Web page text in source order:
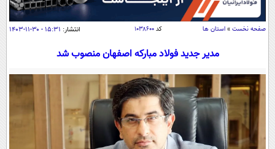
اقتصاد
اقتصادی
خودرو
جامعه
اجتماعی
حوادث
سلامت
یک برش دانایی
ورزشی
بین الملل
سیاست خارجی
فرهنگ و هنر
علم و دانش
صفحه نخست » استان ها کد ۱۰۳۸۶۰۰ انتشار: ۱۵:۳۱ - ۳۰-۱۱-۱۴۰۳
مدیر جدید فولاد مبارکه اصفهان منصوب شد